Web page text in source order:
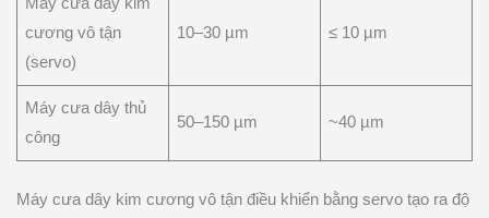
cương vô tận
(servo)
10–30 µm ≤ 10 µm
Máy cưa dây thủ
công
50–150 µm ~40 µm
Máy cưa dây kim cương vô tận điều khiển bằng servo tạo ra độ